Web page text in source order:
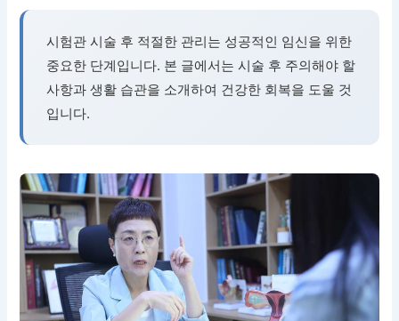
시험관 시술 후 적절한 관리는 성공적인 임신을 위한
중요한 단계입니다. 본 글에서는 시술 후 주의해야 할
사항과 생활 습관을 소개하여 건강한 회복을 도울 것
입니다.